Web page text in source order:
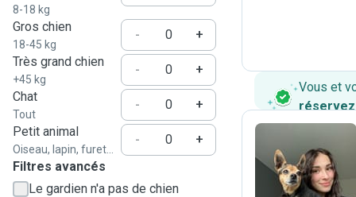
8-18 kg
Gros chien
18-45 kg
-
+
Très grand chien
+45 kg
-
+
Chat
Tout
-
+
Petit animal
Oiseau, lapin, furet...
-
+
Filtres avancés
Le gardien n'a pas de chien
Vous et
réservez
B